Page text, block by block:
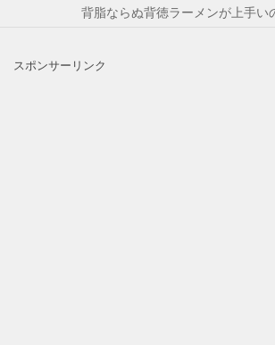
背脂ならぬ背徳ラーメンが上手い
スポンサーリンク